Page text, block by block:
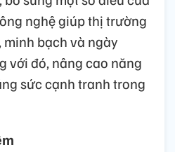
nghệ giúp thị trường
bạch và ngày
với đó, nâng cao năng
sức cạnh tranh trong